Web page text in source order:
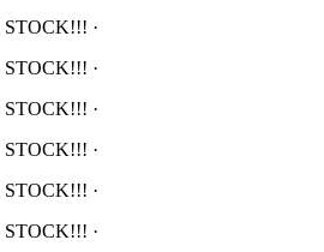
·
·
·
·
·
·